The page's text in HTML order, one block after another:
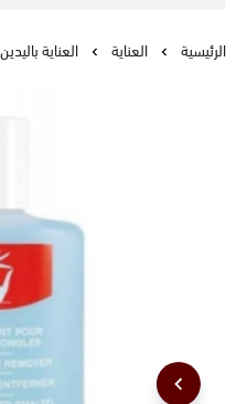
الرئيسية العناية العناية باليدين